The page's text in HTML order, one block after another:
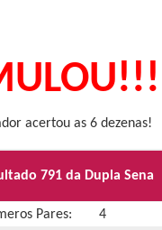
acertou as 6 dezenas!
791 da Dupla Sena
Pares: 4